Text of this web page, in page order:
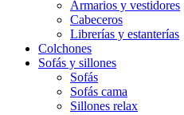
Armarios y vestidores
Cabeceros
Librerías y estanterías
Colchones
Sofás y sillones
Sofás
Sofás cama
Sillones relax